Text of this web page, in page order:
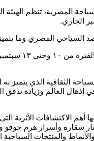
المصرية، تنظم
الجاري.
السياحي المصري وما
وسوف يستهل
الثقافية الذي يتميز
العالم وزيادة
الاكتشافات الأثرية
الأثرية في العالم لعام 2021، وأحدث
والمنتجات